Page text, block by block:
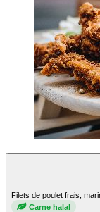
Filets de poulet frais,
Carne halal